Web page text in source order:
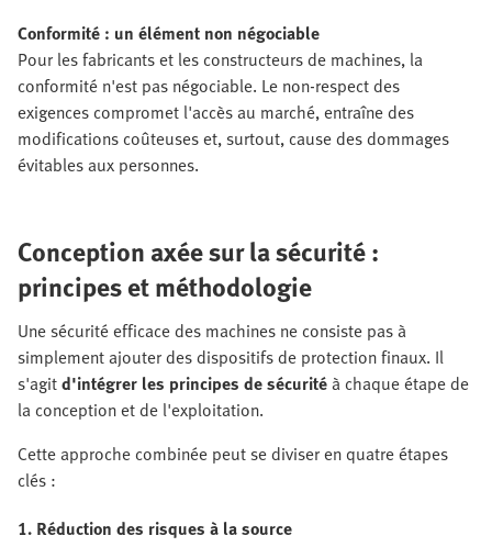
Conformité : un élément non négociable
Pour les fabricants et les constructeurs de machines, la
conformité n'est pas négociable. Le non-respect des
exigences compromet l'accès au marché, entraîne des
modifications coûteuses et, surtout, cause des dommages
évitables aux personnes.
Conception axée sur la sécurité :
principes et méthodologie
Une sécurité efficace des machines ne consiste pas à
simplement ajouter des dispositifs de protection finaux. Il
s'agitd'intégrer les principes de sécuritéà chaque étape de
la conception et de l'exploitation.
Cette approche combinée peut se diviser en quatre étapes
clés :
1. Réduction des risques à la source